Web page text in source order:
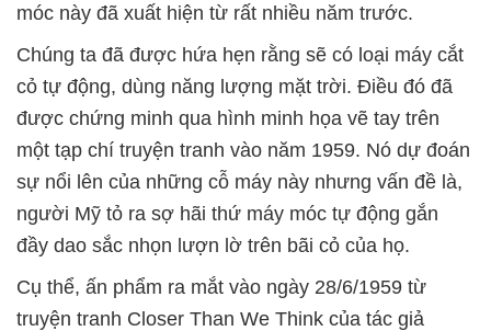
móc này đã xuất hiện từ rất nhiều năm trước.
Chúng ta đã được hứa hẹn rằng sẽ có loại máy cắt
cỏ tự động, dùng năng lượng mặt trời. Điều đó đã
được chứng minh qua hình minh họa vẽ tay trên
một tạp chí truyện tranh vào năm 1959. Nó dự đoán
sự nổi lên của những cỗ máy này nhưng vấn đề là,
người Mỹ tỏ ra sợ hãi thứ máy móc tự động gắn
đầy dao sắc nhọn lượn lờ trên bãi cỏ của họ.
Cụ thể, ấn phẩm ra mắt vào ngày 28/6/1959 từ
truyện tranh Closer Than We Think của tác giả